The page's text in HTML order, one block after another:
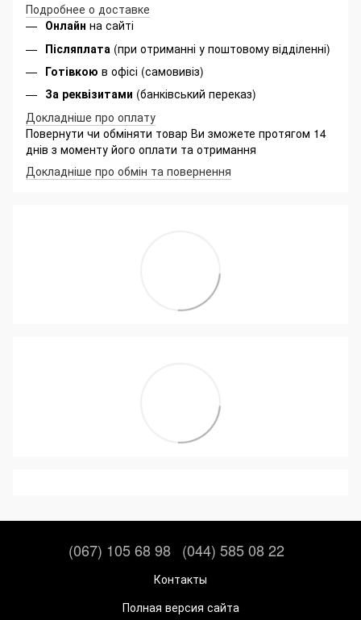
Подробнее о доставке
Онлайн на сайті
Післяплата (при отриманні у поштовому відділенні)
Готівкою в офісі (самовивіз)
За реквізитами (банківський переказ)
Докладніше про оплату
Повернути чи обміняти товар Ви зможете протягом 14
днів з моменту його оплати та отримання
Докладніше про обмін та повернення
(067) 105 68 98 (044) 585 08 22
Контакты
Полная версия сайта